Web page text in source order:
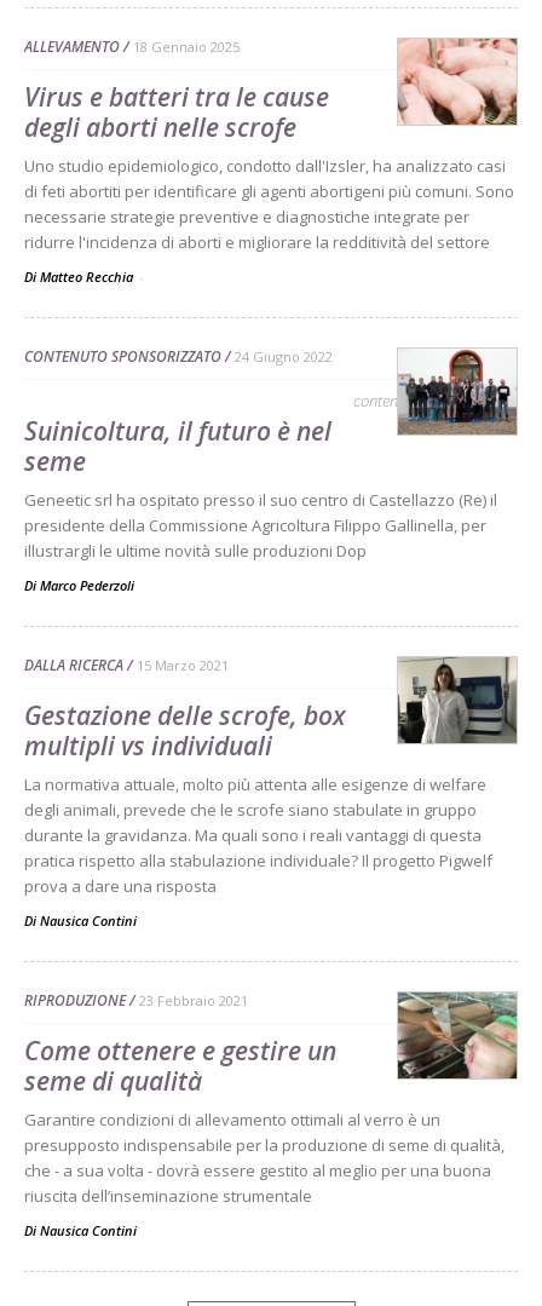
ALLEVAMENTO 18 Gennaio 2025
Virus e batteri tra le cause
degli aborti nelle scrofe
Uno studio epidemiologico, condotto dall'Izsler, ha analizzato casi
di feti abortiti per identificare gli agenti abortigeni più comuni. Sono
necessarie strategie preventive e diagnostiche integrate per
ridurre l'incidenza di aborti e migliorare la redditività del settore
Di Matteo Recchia -
CONTENUTO SPONSORIZZATO 24 Giugno 2022
contenuto sponsorizzato
Suinicoltura, il futuro è nel
seme
Geneetic srl ha ospitato presso il suo centro di Castellazzo (Re) il
presidente della Commissione Agricoltura Filippo Gallinella, per
illustrargli le ultime novità sulle produzioni Dop
Di Marco Pederzoli
DALLA RICERCA 15 Marzo 2021
Gestazione delle scrofe, box
multipli vs individuali
La normativa attuale, molto più attenta alle esigenze di welfare
degli animali, prevede che le scrofe siano stabulate in gruppo
durante la gravidanza. Ma quali sono i reali vantaggi di questa
pratica rispetto alla stabulazione individuale? Il progetto Pigwelf
prova a dare una risposta
Di Nausica Contini
RIPRODUZIONE 23 Febbraio 2021
Come ottenere e gestire un
seme di qualità
Garantire condizioni di allevamento ottimali al verro è un
presupposto indispensabile per la produzione di seme di qualità,
che - a sua volta - dovrà essere gestito al meglio per una buona
riuscita dell’inseminazione strumentale
Di Nausica Contini